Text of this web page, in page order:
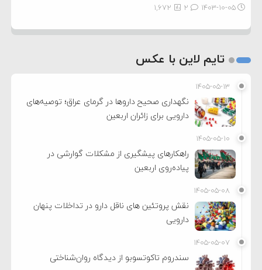
۱۴۰۳-۱۰-۰۵ 1,672
تایم لاین با عکس
۱۴۰۵-۰۵-۱۳
نگهداری صحیح داروها در گرمای عراق؛ توصیه‌های
دارویی برای زائران اربعین
۱۴۰۵-۰۵-۱۰
راهکارهای پیشگیری از مشکلات گوارشی در
پیاده‌روی اربعین
۱۴۰۵-۰۵-۰۸
نقش پروتئین های ناقل دارو در تداخلات پنهان
دارویی
۱۴۰۵-۰۵-۰۷
سندروم تاکوتسوبو از دیدگاه روان‌شناختی